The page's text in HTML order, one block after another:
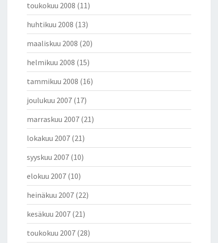
toukokuu 2008 (11)
huhtikuu 2008 (13)
maaliskuu 2008 (20)
helmikuu 2008 (15)
tammikuu 2008 (16)
joulukuu 2007 (17)
marraskuu 2007 (21)
lokakuu 2007 (21)
syyskuu 2007 (10)
elokuu 2007 (10)
heinäkuu 2007 (22)
kesäkuu 2007 (21)
toukokuu 2007 (28)